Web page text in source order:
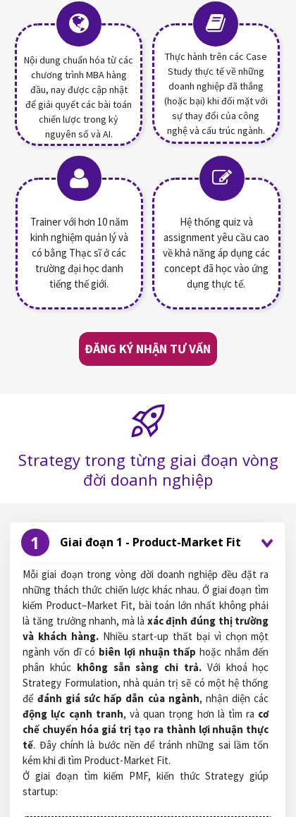
ĐĂNG KÝ NHẬN TƯ VẤN
Hệ thống quiz và
assignment yêu cầu cao
về khả năng áp dụng các
concept đã học vào ứng
dụng thực tế.
Trainer với hơn 10 năm
kinh nghiệm quản lý và
có bằng Thạc sĩ ở các
trường đại học danh
tiếng thế giới.
Thực hành trên các Case
Study thực tế về những
doanh nghiệp đã thắng
(hoặc bại) khi đối mặt với
sự thay đổi của công
nghệ và cấu trúc ngành.
Nội dung chuẩn hóa từ các
chương trình MBA hàng
đầu, nay được cập nhật
để giải quyết các bài toán
chiến lược trong kỷ
nguyên số và AI.
Strategy trong từng giai đoạn vòng
đời doanh nghiệp
Mỗi giai đoạn trong vòng đời doanh nghiệp đều đặt ra
những thách thức chiến lược khác nhau. Ở giai đoạn tìm
kiếm Product–Market Fit, bài toán lớn nhất không phải
là tăng trưởng nhanh, mà là xác định đúng thị trường
và khách hàng.Nhiều start-up thất bại vì chọn một
ngành vốn dĩ có biên lợi nhuận thấp hoặc nhắm đến
phân khúc không sẵn sàng chi trả. Với khoá học
Strategy Formulation, nhà quản trị sẽ có một hệ thống
để đánh giá sức hấp dẫn của ngành, nhận diện các
động lực cạnh tranh, và quan trọng hơn là tìm ra cơ
chế chuyển hóa giá trị tạo ra thành lợi nhuận thực
tế. Đây chính là bước nền để tránh những sai lầm tốn
kém khi đi tìm Product-Market Fit.
Ở giai đoạn tìm kiếm PMF, kiến thức Strategy giúp
startup:
Giai đoạn 1 - Product-Market Fit
1